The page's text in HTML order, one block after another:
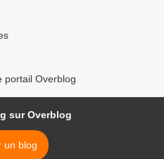
portail Overblog
sur Overblog
un blog